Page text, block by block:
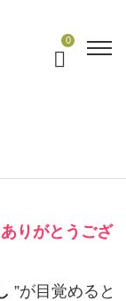
0
りがとうござ
”が目覚めると